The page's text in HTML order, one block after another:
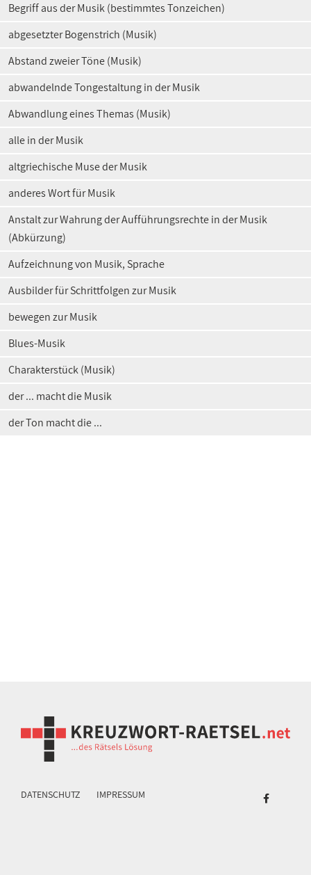
Begriff aus der Musik (bestimmtes Tonzeichen)
abgesetzter Bogenstrich (Musik)
Abstand zweier Töne (Musik)
abwandelnde Tongestaltung in der Musik
Abwandlung eines Themas (Musik)
alle in der Musik
altgriechische Muse der Musik
anderes Wort für Musik
Anstalt zur Wahrung der Aufführungsrechte in der Musik
(Abkürzung)
Aufzeichnung von Musik, Sprache
Ausbilder für Schrittfolgen zur Musik
bewegen zur Musik
Blues-Musik
Charakterstück (Musik)
der ... macht die Musik
der Ton macht die ...
DATENSCHUTZ IMPRESSUM